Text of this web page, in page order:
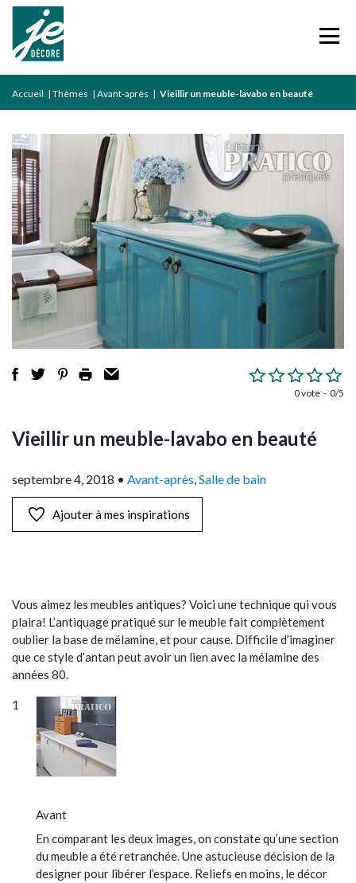
Accueil | Thèmes | Avant-après | Vieillir un meuble-lavabo en beauté
0 vote 0/5
Vieillir un meuble-lavabo en beauté
septembre 4, 2018 • Avant-après,Salle de bain
Ajouter à mes inspirations
Vous aimez les meubles antiques? Voici une technique qui vous
plaira! L’antiquage pratiqué sur le meuble fait complètement
oublier la base de mélamine, et pour cause. Difficile d’imaginer
que ce style d’antan peut avoir un lien avec la mélamine des
années 80.
Avant
En comparant les deux images, on constate qu’une section
du meuble a été retranchée. Une astucieuse décision de la
designer pour libérer l’espace. Reliefs en moins, le décor